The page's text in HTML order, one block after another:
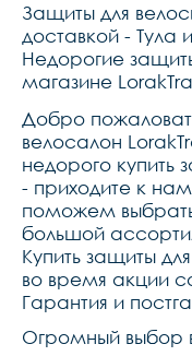
Защиты для
доставкой - Тула
Недорогие
магазине
Добро
велосалон
недорого купить
- приходите к
поможем
большой
Купить защиты
во время акции
Гарантия и
Огромный выбор